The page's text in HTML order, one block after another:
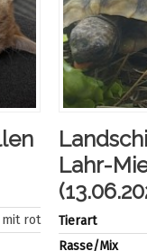
mit rot
Lahr-
Tierart
Rasse/Mix